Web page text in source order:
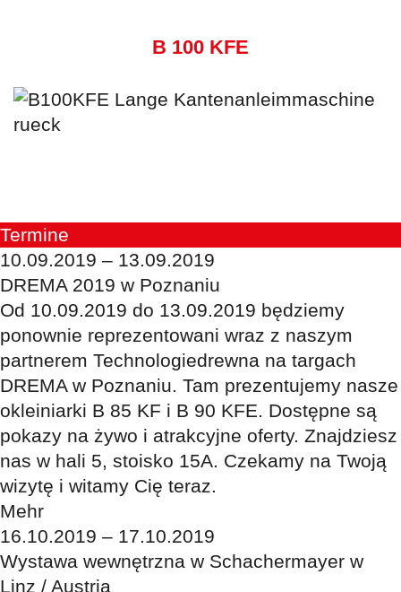
B 100 KFE
Termine
10.09.2019 – 13.09.2019
DREMA 2019 w Poznaniu
Od 10.09.2019 do 13.09.2019 będziemy
ponownie reprezentowani wraz z naszym
partnerem Technologiedrewna na targach
DREMA w Poznaniu. Tam prezentujemy nasze
okleiniarki B 85 KF i B 90 KFE. Dostępne są
pokazy na żywo i atrakcyjne oferty. Znajdziesz
nas w hali 5, stoisko 15A. Czekamy na Twoją
wizytę i witamy Cię teraz.
Mehr
16.10.2019 – 17.10.2019
Wystawa wewnętrzna w Schachermayer w
Linz / Austria